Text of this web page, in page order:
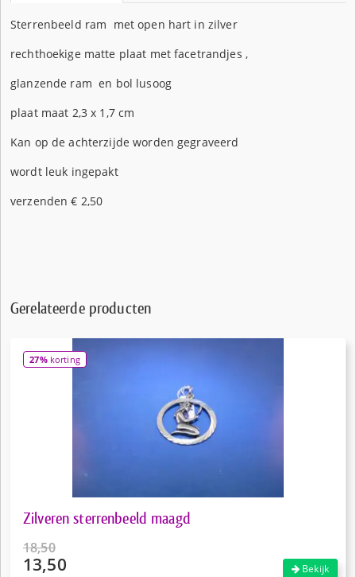
Sterrenbeeld ram met open hart in zilver
rechthoekige matte plaat met facetrandjes ,
glanzende ram en bol lusoog
plaat maat 2,3 x 1,7 cm
Kan op de achterzijde worden gegraveerd
wordt leuk ingepakt
verzenden € 2,50
Gerelateerde producten
27%korting
Zilveren sterrenbeeld maagd
18,50
Oorspronkelijke
13,50 Bekijk